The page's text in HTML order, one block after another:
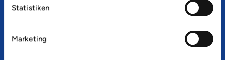
Statistiken
Marketing
wie z.B. 3D-Kameras mit KI-Bilderkennung, um unsere
Wir sind ständig auf der Suche nach neuen
Technologien, um die Wiederverwendung von